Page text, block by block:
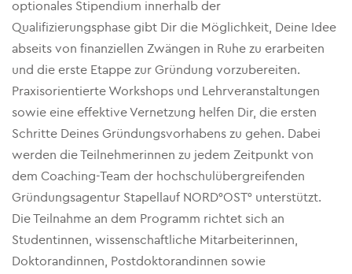
optionales Stipendium innerhalb der
Qualifizierungsphase gibt Dir die Möglichkeit, Deine Idee
abseits von finanziellen Zwängen in Ruhe zu erarbeiten
und die erste Etappe zur Gründung vorzubereiten.
Praxisorientierte Workshops und Lehrveranstaltungen
sowie eine effektive Vernetzung helfen Dir, die ersten
Schritte Deines Gründungsvorhabens zu gehen. Dabei
werden die Teilnehmerinnen zu jedem Zeitpunkt von
dem Coaching-Team der hochschulübergreifenden
Gründungsagentur Stapellauf NORD°OST° unterstützt.
Die Teilnahme an dem Programm richtet sich an
Studentinnen, wissenschaftliche Mitarbeiterinnen,
Doktorandinnen, Postdoktorandinnen sowie